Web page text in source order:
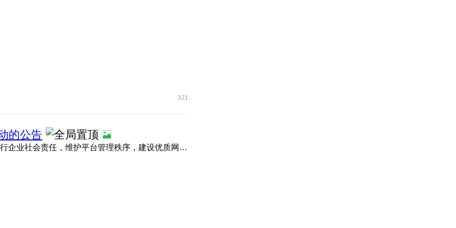
321
的公告
为营造健康清朗、积极向上的未成年人网络空间，切实履行企业社会责任，维护平台管理秩序，建设优质网络生 ...